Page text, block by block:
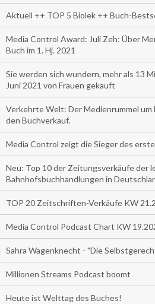
Aktuell ++ TOP 5 Biolek ++ Buch-
Media Control Award: Juli Zeh: Über
Buch im 1. Hj. 2021
Sie werden sich wundern, mehr als 13
Juni 2021 von Frauen gekauft
Verkehrte Welt: Der Medienrummel
den Buchverkauf.
Media Control zeigt die Sieger des
Neu: Top 10 der Zeitungsverkäufe der
Bahnhofsbuchhandlungen in
TOP 20 Zeitschriften-Verkäufe KW
Media Control Podcast Chart KW
Sahra Wagenknecht - "Die
Millionen Streams Podcast boomt
Heute ist Welttag des Buches!